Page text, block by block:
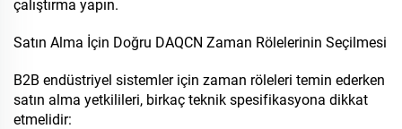
çalıştırma yapın.
Satın Alma İçin Doğru DAQCN Zaman Rölelerinin Seçilmesi
B2B endüstriyel sistemler için zaman röleleri temin ederken
satın alma yetkilileri, birkaç teknik spesifikasyona dikkat
etmelidir: